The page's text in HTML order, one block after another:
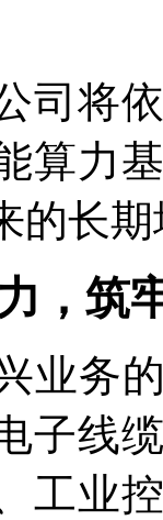
司将
算力
的长
，筑
业务
子线
工业